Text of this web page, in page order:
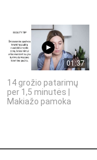
01:37
14 grožio patarimų
per 1,5 minutės |
Makiažo pamoka